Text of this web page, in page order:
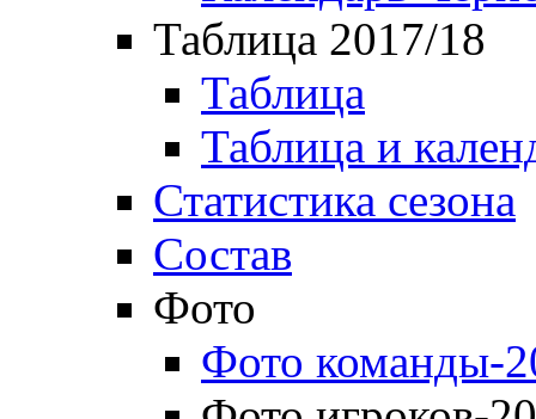
Таблица 2017/18
Таблица
Таблица и
Статистика сезона
Состав
Фото
Фото команды-